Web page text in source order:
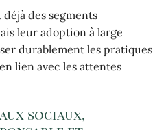
des segments
leur adoption à large
durablement les pratiques
lien avec les attentes
sociaux,